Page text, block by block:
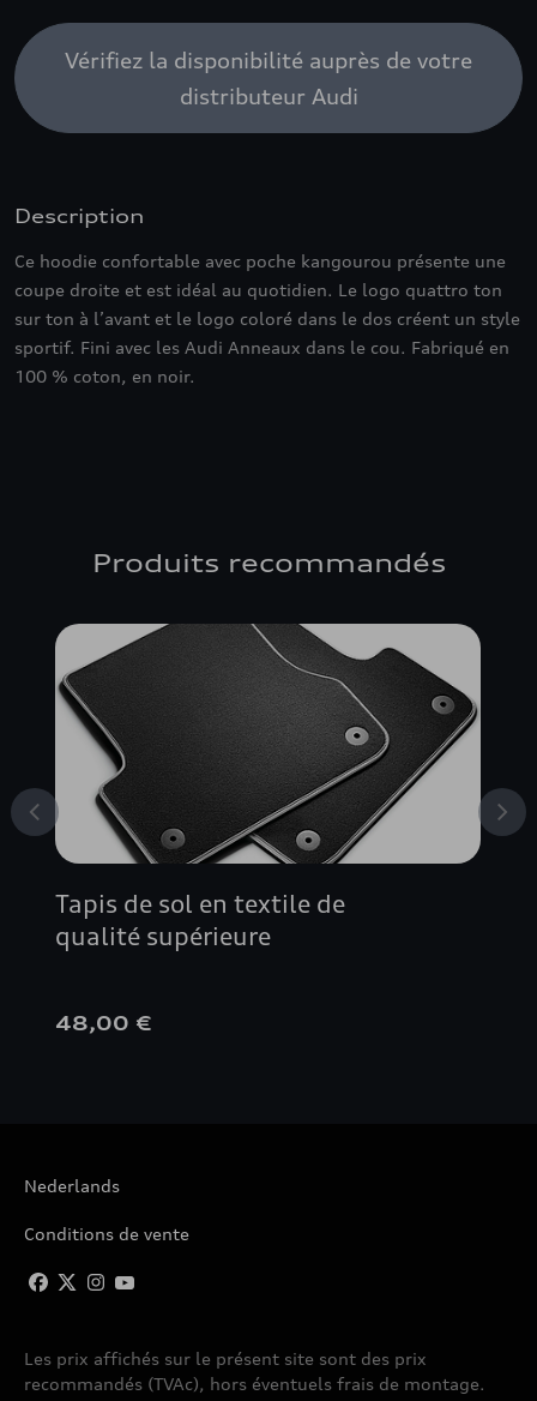
Vérifiez la disponibilité auprès de votre
distributeur Audi
Description
Ce hoodie confortable avec poche kangourou présente une
coupe droite et est idéal au quotidien. Le logo quattro ton
sur ton à l’avant et le logo coloré dans le dos créent un style
sportif. Fini avec les Audi Anneaux dans le cou. Fabriqué en
100 % coton, en noir.
Produits recommandés
Tapis de sol en textile de
qualité supérieure
48,00 €
Nederlands
Conditions de vente
Les prix affichés sur le présent site sont des prix
recommandés (TVAc), hors éventuels frais de montage.